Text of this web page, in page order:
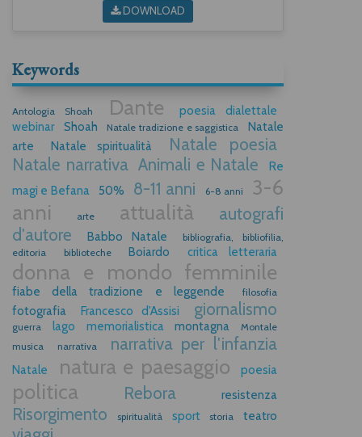
DOWNLOAD
Keywords
Antologia Shoah Dante
poesia dialettale
webinar
Shoah Natale tradizione e saggistica
Natale
arte
Natale spiritualità
Natale poesia
Natale narrativa Animali e Natale
Re
magi e Befana
50% 8-11 anni 6-8 anni
3-6
anni
arte attualità
autografi
d'autore
Babbo Natale
bibliografia, bibliofilia,
editoria
biblioteche Boiardo critica letteraria
donna e mondo femminile
fiabe della tradizione e leggende filosofia
fotografia Francesco d'Assisi giornalismo
guerra lago memorialistica montagna
Montale
musica
narrativa narrativa per l'infanzia
Natale natura e paesaggio poesia
politica Rebora resistenza
Risorgimento spiritualità sport storia teatro